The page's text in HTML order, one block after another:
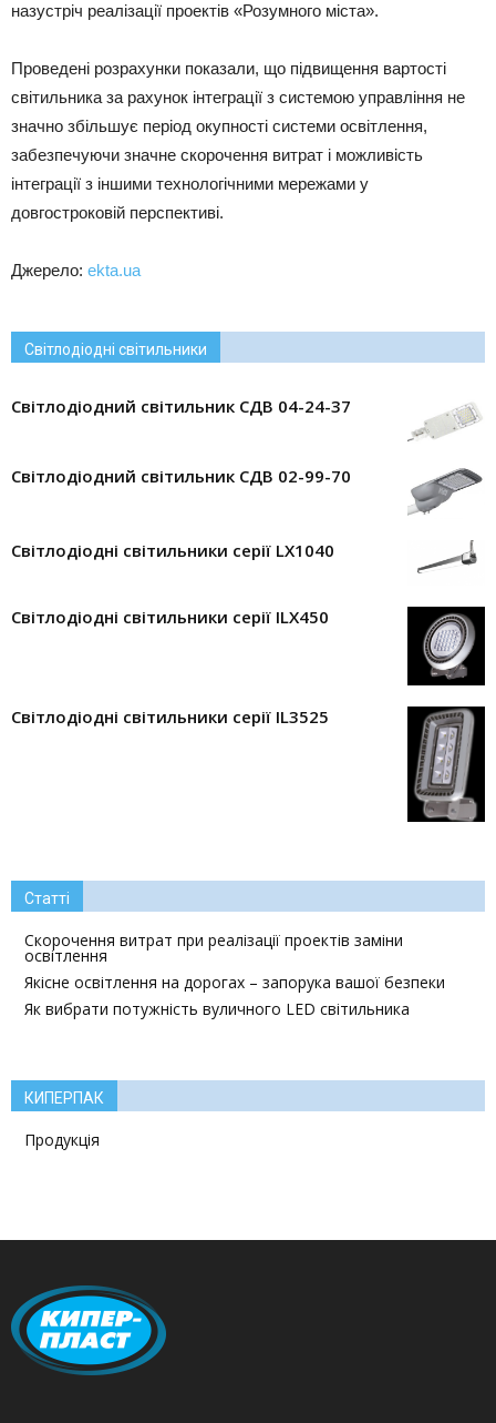
назустріч реалізації проектів «Розумного міста».
Проведені розрахунки показали, що підвищення вартості
світильника за рахунок інтеграції з системою управління не
значно збільшує період окупності системи освітлення,
забезпечуючи значне скорочення витрат і можливість
інтеграції з іншими технологічними мережами у
довгостроковій перспективі.
Джерело: ekta.ua
Світлодіодні світильники
Світлодіодний світильник СДВ 04-24-37
Світлодіодний світильник СДВ 02-99-70
Світлодіодні світильники серії LX1040
Світлодіодні світильники серії ILX450
Світлодіодні світильники серії IL3525
Статті
Скорочення витрат при реалізації проектів заміни
освітлення
Якісне освітлення на дорогах – запорука вашої безпеки
Як вибрати потужність вуличного LED світильника
КИПЕРПАК
Продукція